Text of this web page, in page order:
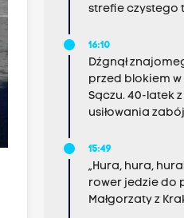
strefie czystego
16:10
Dźgnął
przed blokiem w
Sączu. 40-latek
usiłowania
15:49
„Hura, hura,
rower jedzie do
Małgorzaty z